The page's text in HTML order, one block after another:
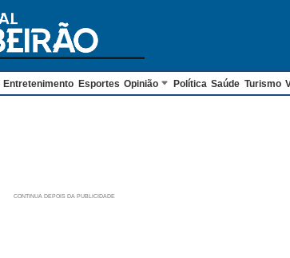
Entretenimento Esportes Opinião Política Saúde Turismo